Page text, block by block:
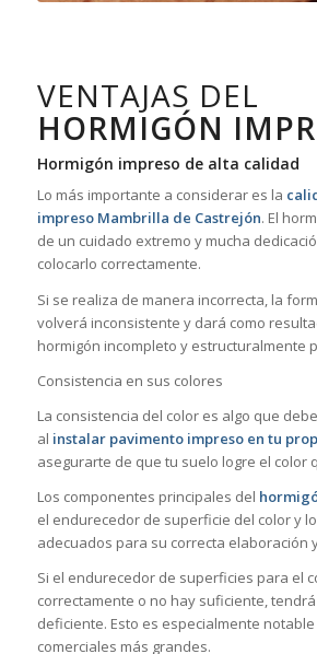
VENTAJAS DEL
HORMIGÓN
Hormigón impreso de alta calidad
Lo más importante a considerar es la
impreso Mambrilla de Castrejón. El
de un cuidado extremo y mucha
colocarlo correctamente.
Si se realiza de manera incorrecta, la
volverá inconsistente y dará como
hormigón incompleto y estructuralmente
Consistencia en sus colores
La consistencia del color es algo que
al instalar pavimento impreso en tu
asegurarte de que tu suelo logre el color
Los componentes principales del
el endurecedor de superficie del color y
adecuados para su correcta elaboración
Si el endurecedor de superficies para el
correctamente o no hay suficiente,
deficiente. Esto es especialmente
comerciales más grandes.